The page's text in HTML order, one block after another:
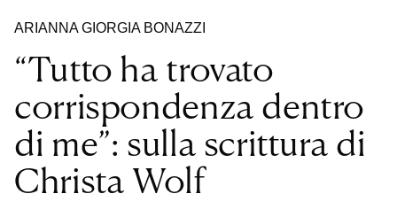
ARIANNA GIORGIA BONAZZI
“Tutto ha trovato
corrispondenza dentro
di me”: sulla scrittura di
Christa Wolf